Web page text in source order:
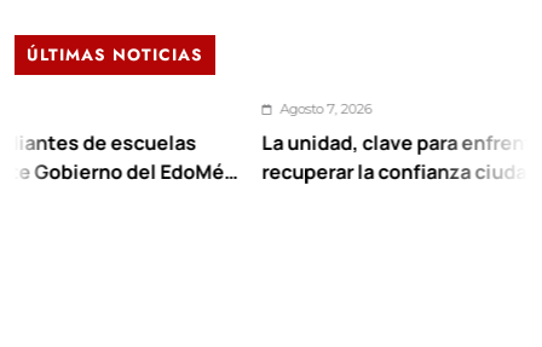
ÚLTIMAS NOTICIAS
de escuelas
del EdoMéx
Agosto 7, 2026
La unidad, clave para enfrentar los
recuperar la confianza ciudadana: